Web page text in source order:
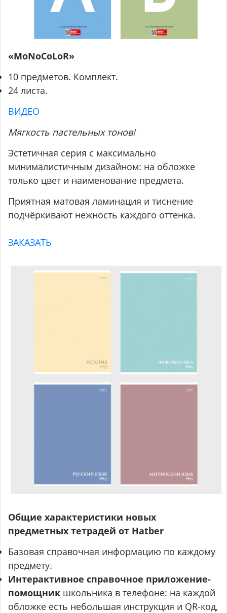
«MoNoCoLoR»
10 предметов. Комплект.
24 листа.
ВИДЕО
Мягкость пастельных тонов!
Эстетичная серия с максимально
минималистичным дизайном: на обложке
только цвет и наименование предмета.
Приятная матовая ламинация и тиснение
подчёркивают нежность каждого оттенка.
ЗАКАЗАТЬ
Общие характеристики новых
предметных тетрадей от Hatber
Базовая справочная информацию по каждому
предмету.
Интерактивное справочное приложение-
помощник школьника в телефоне: на каждой
обложке есть небольшая инструкция и QR-код,